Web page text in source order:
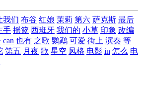
我们 布谷 红娘 茉莉 第六 萨克斯 最后
手 摇篮 西班牙 我们的 小草 印象 改编
can 也有 之歌 鹦鹉 可爱 街上 演奏 等
第五 月夜 歌 星空 风格 电影 in 怎么 电